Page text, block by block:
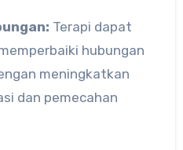
Terapi dapat
hubungan
meningkatkan
dan pemecahan